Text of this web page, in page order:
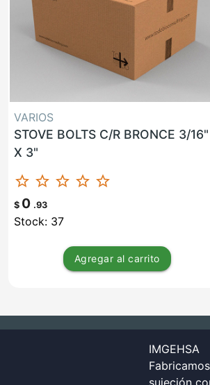
VARIOS
STOVE BOLTS C/R BRONCE 3/16"
X 3"
star_border star_border star_border star_border star_border
$ 0 .93
Stock: 37
Agregar al carrito
IMGEHSA